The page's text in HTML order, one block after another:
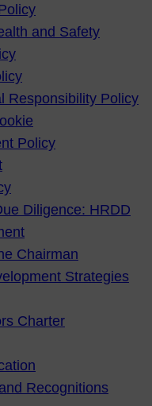
and Safety
Responsibility Policy
Policy
Diligence: HRDD
Chairman
Strategies
Charter
Recognitions